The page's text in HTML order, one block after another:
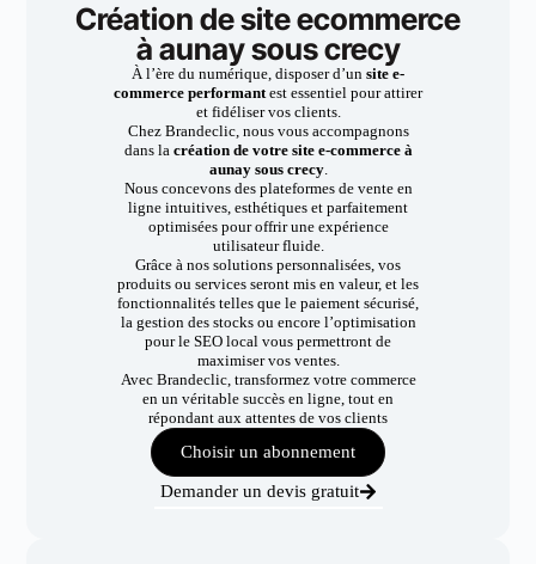
Création de site ecommerce
à aunay sous crecy
À l’ère du numérique, disposer d’un site e-
commerce performantest essentiel pour attirer
et fidéliser vos clients.
Chez Brandeclic, nous vous accompagnons
dans la création de votre site e-commerce à
aunay sous crecy.
Nous concevons des plateformes de vente en
ligne intuitives, esthétiques et parfaitement
optimisées pour offrir une expérience
utilisateur fluide.
Grâce à nos solutions personnalisées, vos
produits ou services seront mis en valeur, et les
fonctionnalités telles que le paiement sécurisé,
la gestion des stocks ou encore l’optimisation
pour le SEO local vous permettront de
maximiser vos ventes.
Avec Brandeclic, transformez votre commerce
en un véritable succès en ligne, tout en
répondant aux attentes de vos clients
Choisir un abonnement
Demander un devis gratuit